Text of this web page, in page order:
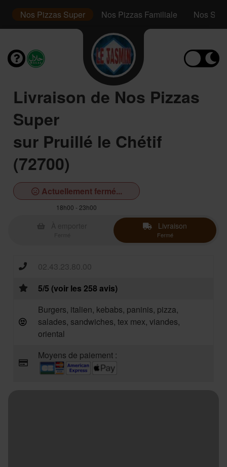
Nos Pizzas Super Nos Pizzas Familiale Nos
Livraison de Nos Pizzas
Super
sur Pruillé le Chétif
(72700)
Actuellement fermé...
18h00 - 23h00
Livraison
Fermé
02.43.23.80.00
5/5 (voir les 258 avis)
Burgers, italien, kebabs, paninis, pizza,
salades, sandwiches, tex mex, viandes,
oriental
Moyens de paiement :